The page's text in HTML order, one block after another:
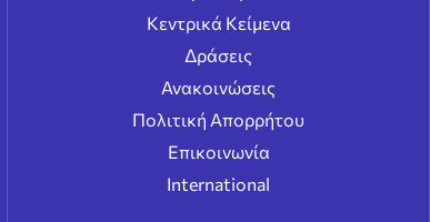
Κεντρικά Κείμενα
Δράσεις
Ανακοινώσεις
Πολιτική Απορρήτου
Επικοινωνία
International